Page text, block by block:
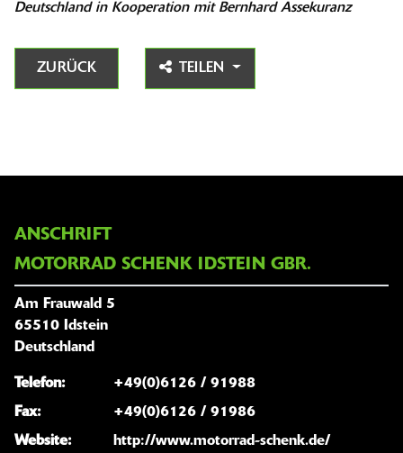
Deutschland in Kooperation mit Bernhard Assekuranz
ZURÜCK TEILEN
ANSCHRIFT
MOTORRAD SCHENK IDSTEIN GBR.
Am Frauwald 5
65510 Idstein
Deutschland
Telefon:
+49(0)6126 / 91988
Fax:
+49(0)6126 / 91986
Website:
http://www.motorrad-schenk.de/